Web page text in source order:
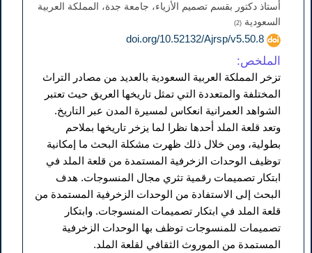
أستاذ دكتور بقسم تصميم الأزياء، جامعة جدة، المملكة العربية
السعودية (2)
doi.org/10.52132/Ajrsp/v5.50.8
الملخص:
تزخر المملكة العربية السعودية بالعديد من مصادر التراث
المختلفة والمتعددة التي تمثل تاريخها العريق حيث تعتبر
الشواهد العمرانية انعكاس لمسيرة المدن عبر التاريخ.
وتعد قلعة الملد أحدها نظرا لما يزخر تاريخها بملاحم
بطولية، ومن خلال ذلك ظهرت مشكلة البحث ما إمكانية
توظيف الوحدات الزخرفية المستمدة من قلعة الملد في
ابتكار تصميمات رقمية تثري مجال المنسوجات. هدف
البحث إلى الاستفادة من الوحدات الزخرفية المستمدة من
قلعة الملد في ابتكار تصميمات المنسوجات. وابتكار
تصميمات للمنسوجات توظف بها الوحدات الزخرفية
المستمدة من الموروث الثقافي لقلعة الملد.